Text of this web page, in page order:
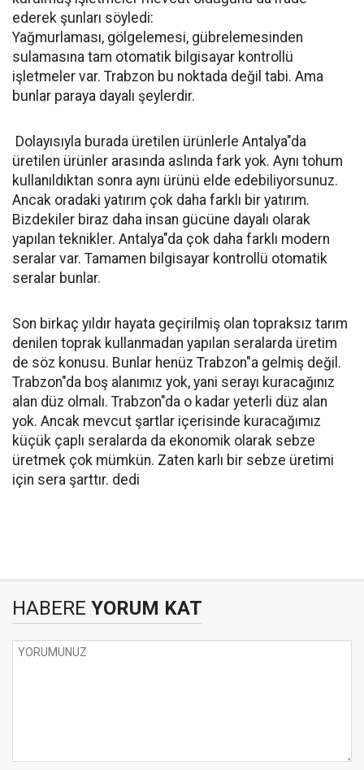
ederek şunları söyledi:
Yağmurlaması, gölgelemesi, gübrelemesinden
sulamasına tam otomatik bilgisayar kontrollü
işletmeler var. Trabzon bu noktada değil tabi. Ama
bunlar paraya dayalı şeylerdir.
Dolayısıyla burada üretilen ürünlerle Antalya"da
üretilen ürünler arasında aslında fark yok. Aynı tohum
kullanıldıktan sonra aynı ürünü elde edebiliyorsunuz.
Ancak oradaki yatırım çok daha farklı bir yatırım.
Bizdekiler biraz daha insan gücüne dayalı olarak
yapılan teknikler. Antalya"da çok daha farklı modern
seralar var. Tamamen bilgisayar kontrollü otomatik
seralar bunlar.
Son birkaç yıldır hayata geçirilmiş olan topraksız tarım
denilen toprak kullanmadan yapılan seralarda üretim
de söz konusu. Bunlar henüz Trabzon"a gelmiş değil.
Trabzon"da boş alanımız yok, yani serayı kuracağınız
alan düz olmalı. Trabzon"da o kadar yeterli düz alan
yok. Ancak mevcut şartlar içerisinde kuracağımız
küçük çaplı seralarda da ekonomik olarak sebze
üretmek çok mümkün. Zaten karlı bir sebze üretimi
için sera şarttır. dedi
HABERE YORUM KAT